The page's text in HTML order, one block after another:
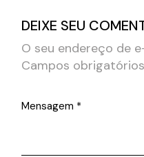
DEIXE SEU
O seu endereço de
Campos